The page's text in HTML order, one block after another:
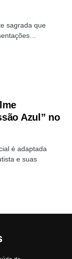
sagrada que
Azul” no
é adaptada
e suas